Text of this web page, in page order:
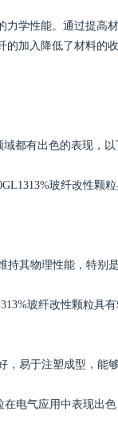
学性能。通过提高
加入降低了材料的
都有出色的表现，
玻纤改性颗
持其物理性能，特别
玻纤改性颗粒具
，易于注塑成型，能
电气应用中表现出